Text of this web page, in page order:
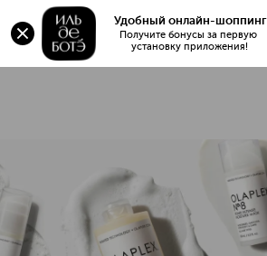
Удобный онлайн-шоппинг
Получите бонусы за первую
установку приложения!
5 товаров
OLAPLEX